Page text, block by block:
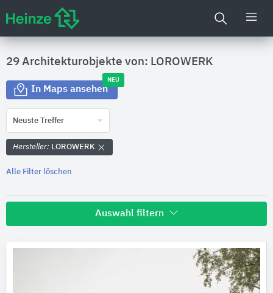
29 Architekturobjekte von: LOROWERK
In Maps ansehen
NEU
Neuste Treffer
Hersteller: LOROWERK
Alle Filter löschen
Auswahl filtern